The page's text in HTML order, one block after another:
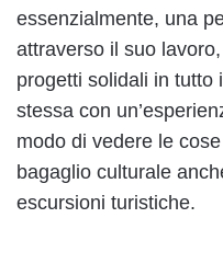
essenzialmente, una
attraverso il suo
progetti solidali in tutto
stessa con
modo di vedere le
bagaglio culturale
escursioni turistiche.